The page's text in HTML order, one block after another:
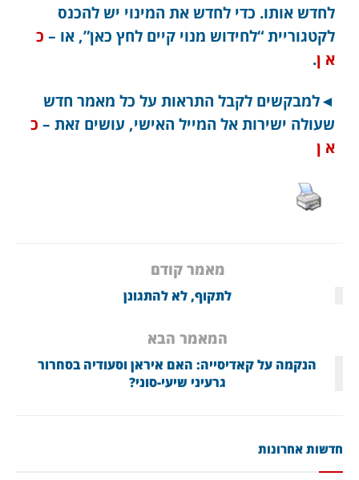
לחדש אותו. כדי לחדש את המינוי יש להכנס
לקטגוריית “לחידוש מנוי קיים לחץ כאן”, או – כ
א ן.
◄למבקשים לקבל התראות על כל מאמר חדש
שעולה ישירות אל המייל האישי, עושים זאת – כ
א ן
מאמר קודם
לתקוף, לא להתגונן
המאמר הבא
הנקמה על קאדיסייה: האם איראן וסעודיה בסחרור
גרעיני שיעי-סוני?
חדשות אחרונות